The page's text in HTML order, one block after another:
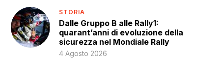
STORIA
Dalle Gruppo B alle Rally1:
quarant’anni di evoluzione della
sicurezza nel Mondiale Rally
4 Agosto 2026